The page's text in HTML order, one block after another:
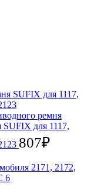
ремня
для 1117,
807₽